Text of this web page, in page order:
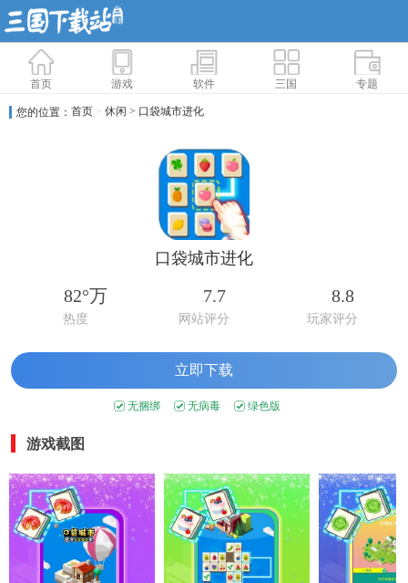
首页 游戏 软件 三国 专题
您的位置： 首页 > 休闲 > 口袋城市进化
口袋城市进化
82°万
热度
7.7
网站评分
8.8
玩家评分
立即下载
无捆绑 无病毒 绿色版
游戏截图